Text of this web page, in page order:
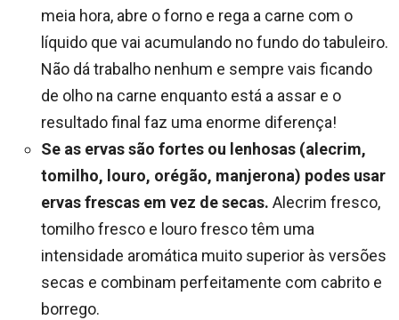
meia hora, abre o forno e rega a carne com o
líquido que vai acumulando no fundo do tabuleiro.
Não dá trabalho nenhum e sempre vais ficando
de olho na carne enquanto está a assar e o
resultado final faz uma enorme diferença!
Se as ervas são fortes ou lenhosas (alecrim,
tomilho, louro, orégão, manjerona) podes usar
ervas frescas em vez de secas. Alecrim fresco,
tomilho fresco e louro fresco têm uma
intensidade aromática muito superior às versões
secas e combinam perfeitamente com cabrito e
borrego.